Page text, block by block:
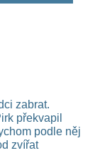
zabrat.
překvapil
podle něj
zvířat